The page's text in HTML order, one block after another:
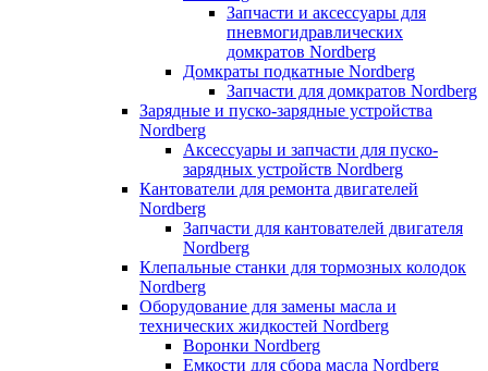
Запчасти и аксессуары для
пневмогидравлических
домкратов Nordberg
Домкраты подкатные Nordberg
Запчасти для домкратов Nordberg
Зарядные и пуско-зарядные устройства
Nordberg
Аксессуары и запчасти для пуско-
зарядных устройств Nordberg
Кантователи для ремонта двигателей
Nordberg
Запчасти для кантователей двигателя
Nordberg
Клепальные станки для тормозных колодок
Nordberg
Оборудование для замены масла и
технических жидкостей Nordberg
Воронки Nordberg
Емкости для сбора масла Nordberg